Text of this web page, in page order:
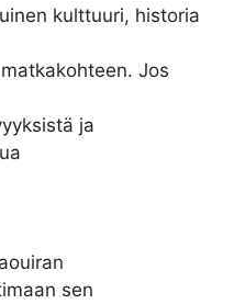
kulttuuri, historia
Jos
ja
sen